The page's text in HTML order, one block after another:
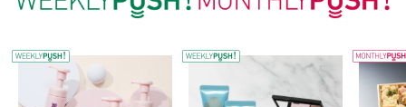
WEEKLY PUSH